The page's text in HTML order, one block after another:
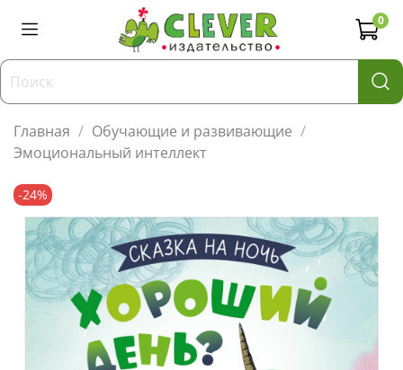
0
Главная
Обучающие и развивающие
Эмоциональный интеллект
-24%